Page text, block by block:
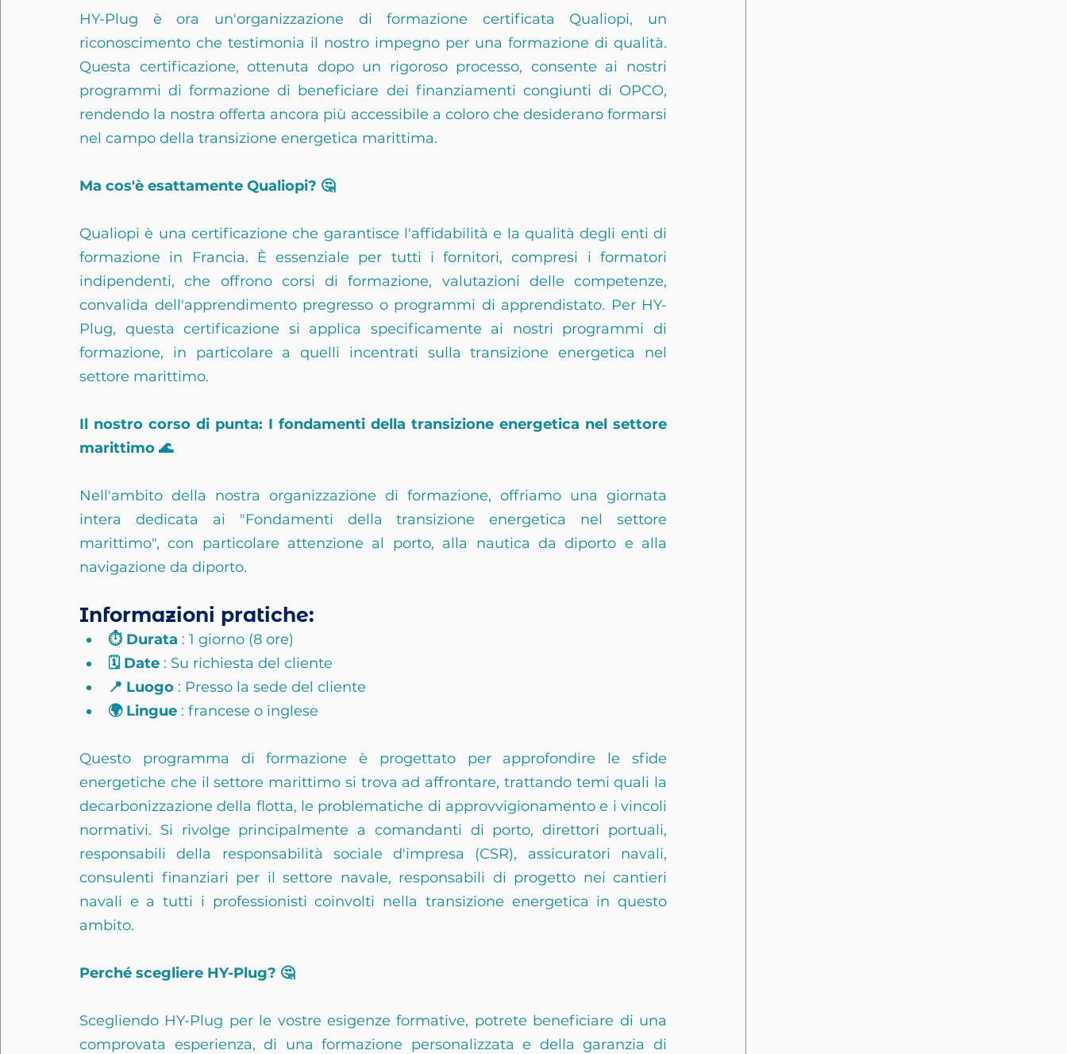
HY-Plug è ora un'organizzazione di formazione certificata Qualiopi, un
riconoscimento che testimonia il nostro impegno per una formazione di qualità.
Questa certificazione, ottenuta dopo un rigoroso processo, consente ai nostri
programmi di formazione di beneficiare dei finanziamenti congiunti di OPCO,
rendendo la nostra offerta ancora più accessibile a coloro che desiderano formarsi
nel campo della transizione energetica marittima.
Ma cos'è esattamente Qualiopi? 🤔
Qualiopi è una certificazione che garantisce l'affidabilità e la qualità degli enti di
formazione in Francia. È essenziale per tutti i fornitori, compresi i formatori
indipendenti, che offrono corsi di formazione, valutazioni delle competenze,
convalida dell'apprendimento pregresso o programmi di apprendistato. Per HY-
Plug, questa certificazione si applica specificamente ai nostri programmi di
formazione, in particolare a quelli incentrati sulla transizione energetica nel
settore marittimo.
Il nostro corso di punta: I fondamenti della transizione energetica nel settore
marittimo 🌊
Nell'ambito della nostra organizzazione di formazione, offriamo una giornata
intera dedicata ai "Fondamenti della transizione energetica nel settore
marittimo", con particolare attenzione al porto, alla nautica da diporto e alla
navigazione da diporto.
Informazioni pratiche:
⏱️ Durata : 1 giorno (8 ore)
🗓️ Date : Su richiesta del cliente
📍 Luogo : Presso la sede del cliente
🌍 Lingue : francese o inglese
Questo programma di formazione è progettato per approfondire le sfide
energetiche che il settore marittimo si trova ad affrontare, trattando temi quali la
decarbonizzazione della flotta, le problematiche di approvvigionamento e i vincoli
normativi. Si rivolge principalmente a comandanti di porto, direttori portuali,
responsabili della responsabilità sociale d'impresa (CSR), assicuratori navali,
consulenti finanziari per il settore navale, responsabili di progetto nei cantieri
navali e a tutti i professionisti coinvolti nella transizione energetica in questo
ambito.
Perché scegliere HY-Plug? 🤔
Scegliendo HY-Plug per le vostre esigenze formative, potrete beneficiare di una
comprovata esperienza, di una formazione personalizzata e della garanzia di